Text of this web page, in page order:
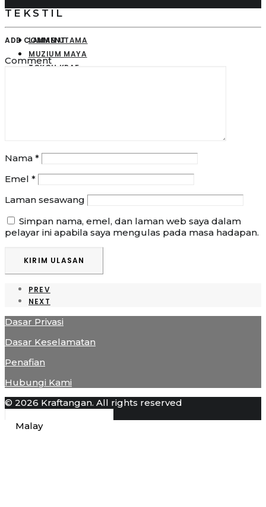
LAMAN UTAMA
MUZIUM MAYA
TOKOH KRAF
TEKSTIL
ADD COMMENT
Comment
Nama *
Emel *
Laman sesawang
Simpan nama, emel, dan laman web saya dalam
pelayar ini apabila saya mengulas pada masa hadapan.
PREV
NEXT
Dasar Privasi
Dasar Keselamatan
Penafian
Hubungi Kami
© 2026 Kraftangan. All rights reserved
Malay